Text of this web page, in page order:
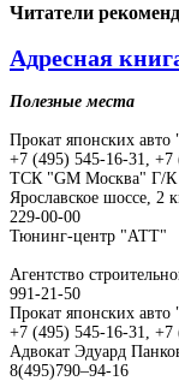
Читатели
Адресная
Полезные места
Прокат японских
+7 (495) 545-16-31, +7
ТСК "GM Москва" Г/К
Ярославское шоссе,
229-00-00
Тюнинг-центр "АТТ"
Агентство
991-21-50
Прокат японских
+7 (495) 545-16-31, +7
Адвокат Эдуард
8(495)790–94-16